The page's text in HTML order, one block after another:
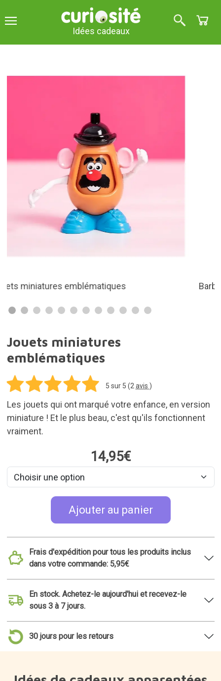
Idées cadeaux
Barbie Cowgirl
Jouets miniatures
emblématiques
5 sur 5 (2 avis )
Les jouets qui ont marqué votre enfance, en version
miniature ! Et le plus beau, c'est qu'ils fonctionnent
vraiment.
14,95€
Ajouter au panier
Frais d'expédition pour tous les produits inclus
dans votre commande: 5,95€
En stock. Achetez-le aujourd'hui et recevez-le
sous 3 à 7 jours.
30 jours pour les retours